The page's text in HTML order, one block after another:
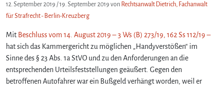
12. September 2019 /19. September 2019 von Rechtsanwalt Dietrich, Fachanwalt
für Strafrecht - Berlin-Kreuzberg
Mit Beschluss vom 14. August 2019 – 3 Ws (B) 273/19, 162 Ss 112/19 –
hat sich das Kammergericht zu möglichen „Handyverstößen“ im
Sinne des § 23 Abs. 1a StVO und zu den Anforderungen an die
entsprechenden Urteilsfeststellungen geäußert. Gegen den
betroffenen Autofahrer war ein Bußgeld verhängt worden, weil er